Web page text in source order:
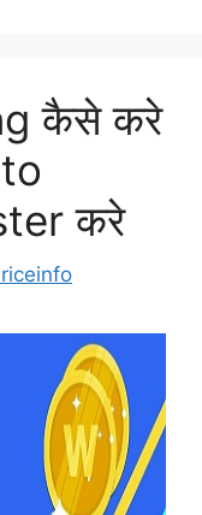
कैसे करे
करे